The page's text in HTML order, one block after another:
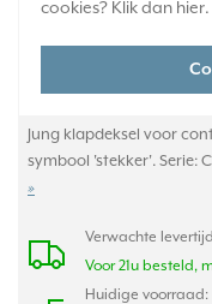
cookies? Klik dan hier.
Jung klapdeksel voor
symbool 'stekker'. Serie:
»
Verwachte
Voor 21u besteld,
Huidige voorraad: